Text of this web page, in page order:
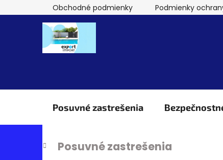
na
Obchodné podmienky Podmienky
Posuvné zastrešenia
BPreskočiť
kategórie
a
Posuvné zastrešenia